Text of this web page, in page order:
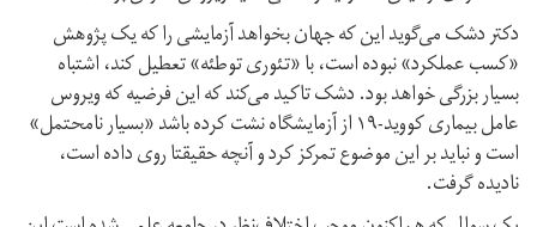
دکتر دشک می‌گوید این که جهان بخواهد آزمایشی را که یک پژوهش
«کسب عملکرد» نبوده است، با «تئوری توطئه» تعطیل کند، اشتباه
بسیار بزرگی خواهد بود. دشک تاکید می‌کند که این فرضیه که ویروس
عامل بیماری کووید-۱۹ از آزمایشگاه نشت کرده باشد «بسیار نامحتمل»
است و نباید بر این موضوع تمرکز کرد و آنچه حقیقتا روی داده است،
نادیده گرفت.